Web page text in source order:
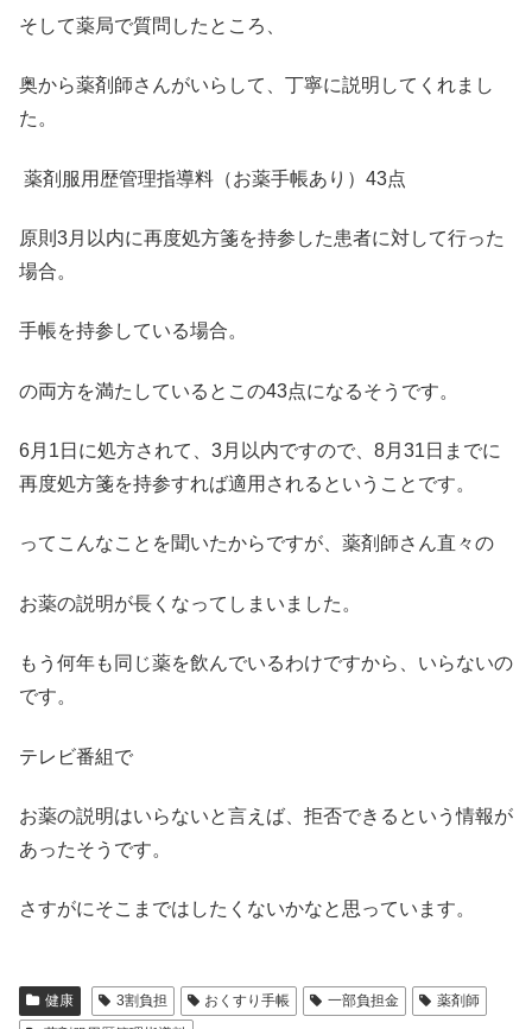
そして薬局で質問したところ、
奥から薬剤師さんがいらして、丁寧に説明してくれまし
た。
薬剤服用歴管理指導料（お薬手帳あり）43点
原則3月以内に再度処方箋を持参した患者に対して行った
場合。
手帳を持参している場合。
の両方を満たしているとこの43点になるそうです。
6月1日に処方されて、3月以内ですので、8月31日までに
再度処方箋を持参すれば適用されるということです。
ってこんなことを聞いたからですが、薬剤師さん直々の
お薬の説明が長くなってしまいました。
もう何年も同じ薬を飲んでいるわけですから、いらないの
です。
テレビ番組で
お薬の説明はいらないと言えば、拒否できるという情報が
あったそうです。
さすがにそこまではしたくないかなと思っています。
健康 3割負担 おくすり手帳 一部負担金
薬剤師